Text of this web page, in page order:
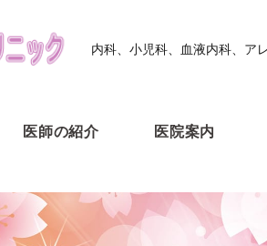
内科、小児科、血液内科、ア
医師の紹介 医院案内